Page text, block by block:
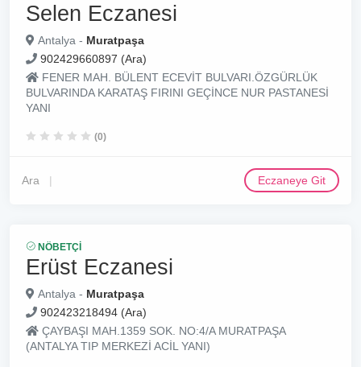
Selen Eczanesi
Antalya - Muratpaşa
902429660897 (Ara)
FENER MAH. BÜLENT ECEVİT BULVARI.ÖZGÜRLÜK
BULVARINDA KARATAŞ FIRINI GEÇİNCE NUR PASTANESİ
YANI
(0)
Ara Eczaneye Git
NÖBETÇI
Erüst Eczanesi
Antalya - Muratpaşa
902423218494 (Ara)
ÇAYBAŞI MAH.1359 SOK. NO:4/A MURATPAŞA
(ANTALYA TIP MERKEZİ ACİL YANI)